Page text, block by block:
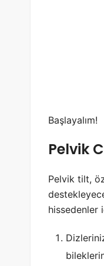
Başlayalım!
Pelvik
Pelvik tilt,
hissedenler